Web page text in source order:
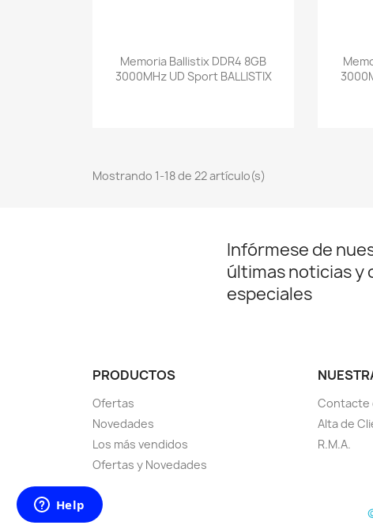
Vista rápida
Memoria Ballistix DDR4 8GB
3000MHz UD Sport BALLISTIX
Mostrando 1-18 de 22 artículo(s)
Infórmese de
últimas noticias y
especiales
PRODUCTOS
Ofertas
Novedades
Los más vendidos
Ofertas y Novedades
Contacte
Alta de
R.M.A.